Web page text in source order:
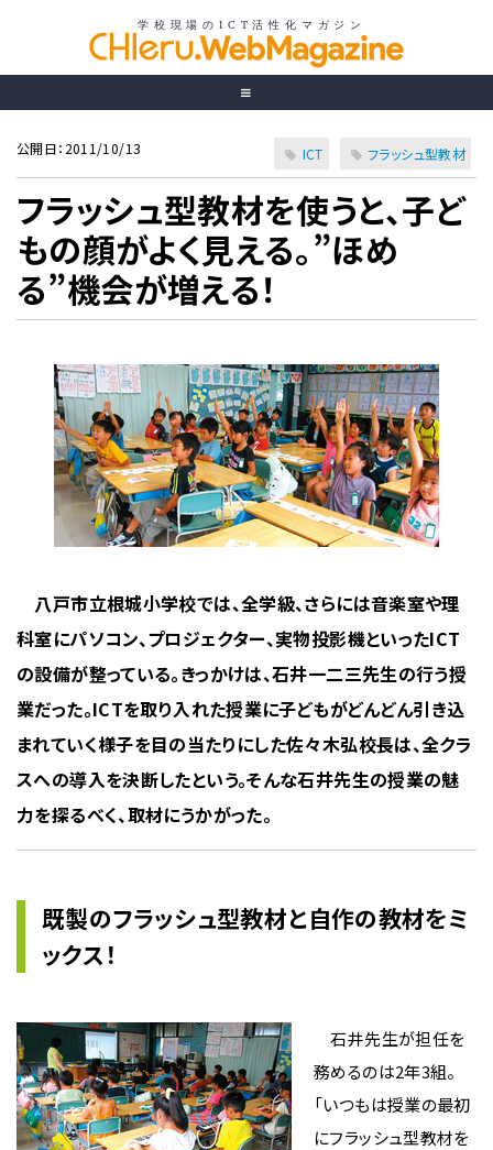
公開日：2011/10/13 ICT フラッシュ型教材
フラッシュ型教材を使うと、子ど
もの顔がよく見える。”ほめ
る”機会が増える！
八戸市立根城小学校では、全学級、さらには音楽室や理
科室にパソコン、プロジェクター、実物投影機といったICT
の設備が整っている。きっかけは、石井一二三先生の行う授
業だった。ICTを取り入れた授業に子どもがどんどん引き込
まれていく様子を目の当たりにした佐々木弘校長は、全クラ
スへの導入を決断したという。そんな石井先生の授業の魅
力を探るべく、取材にうかがった。
既製のフラッシュ型教材と自作の教材をミ
ックス！
石井先生が担任を
務めるのは2年3組。
「いつもは授業の最初
にフラッシュ型教材を